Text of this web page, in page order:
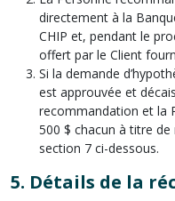
directement à la
CHIP et, pendant le
offert par le Client
Si la demande
est approuvée et
recommandation et la
500 $ chacun à titre
section 7 ci-dessous.
5. Détails de la